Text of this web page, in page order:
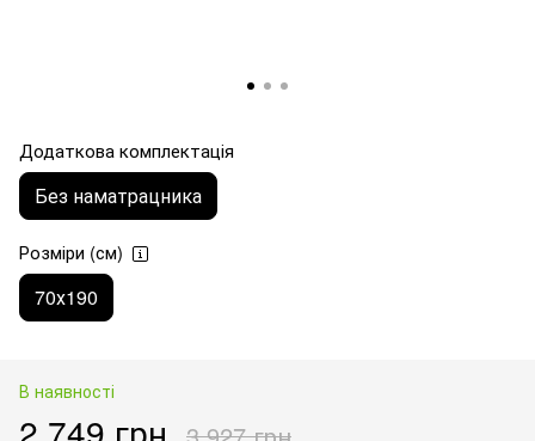
Додаткова комплектація
Без наматрацника
Розміри (см)
70х190
В наявності
2 749 грн